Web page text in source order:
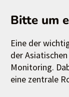
Bitte um
Eine der
der
Monitoring.
eine zentrale